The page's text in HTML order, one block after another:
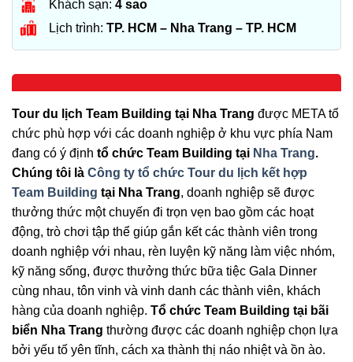
Khách sạn: 4 sao
Lịch trình: TP. HCM – Nha Trang – TP. HCM
Tour du lịch Team Building tại Nha Trang được META tổ
chức phù hợp với các doanh nghiệp ở khu vực phía Nam
đang có ý định tổ chức Team Building tại Nha Trang.
Chúng tôi là Công ty tổ chức Tour du lịch kết hợp
Team Building tại Nha Trang, doanh nghiệp sẽ được
thưởng thức một chuyến đi trọn vẹn bao gồm các hoạt
động, trò chơi tập thể giúp gắn kết các thành viên trong
doanh nghiệp với nhau, rèn luyện kỹ năng làm việc nhóm,
kỹ năng sống, được thưởng thức bữa tiệc Gala Dinner
cùng nhau, tôn vinh và vinh danh các thành viên, khách
hàng của doanh nghiệp. Tổ chức Team Building tại bãi
biển Nha Trang thường được các doanh nghiệp chọn lựa
bởi yếu tố yên tĩnh, cách xa thành thị náo nhiệt và ồn ào.